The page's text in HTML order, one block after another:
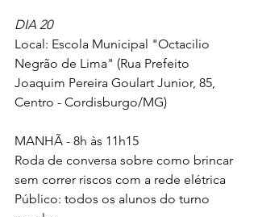
DIA 20
Local: Escola Municipal "Octacilio
Negrão de Lima" (Rua Prefeito
Joaquim Pereira Goulart Junior, 85,
Centro - Cordisburgo/MG)
MANHÃ - 8h às 11h15
Roda de conversa sobre como brincar
sem correr riscos com a rede elétrica
Público: todos os alunos do turno